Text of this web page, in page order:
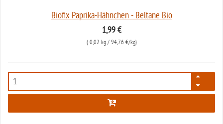
Biofix Paprika-Hähnchen - Beltane Bio
1,99 €
( 0,02 kg/ 94,76 €/kg)
1619